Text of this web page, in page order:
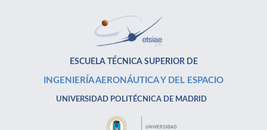
ESCUELA TÉCNICA SUPERIOR DE
INGENIERÍA AERONÁUTICA Y DEL ESPACIO
UNIVERSIDAD POLITÉCNICA DE MADRID